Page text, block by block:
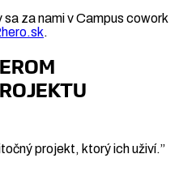
za nami v Campus cowork
.
projekt, ktorý ich uživí.”